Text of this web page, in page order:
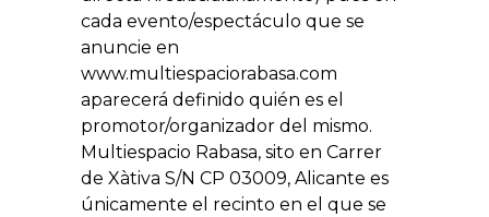
cada evento/espectáculo que se
anuncie en
www.multiespaciorabasa.com
aparecerá definido quién es el
promotor/organizador del mismo.
Multiespacio Rabasa, sito en Carrer
de Xàtiva S/N CP 03009, Alicante es
únicamente el recinto en el que se